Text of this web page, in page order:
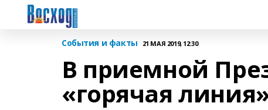
События и факты 21 МАЯ 2019, 12:30
В приемной
«горячая